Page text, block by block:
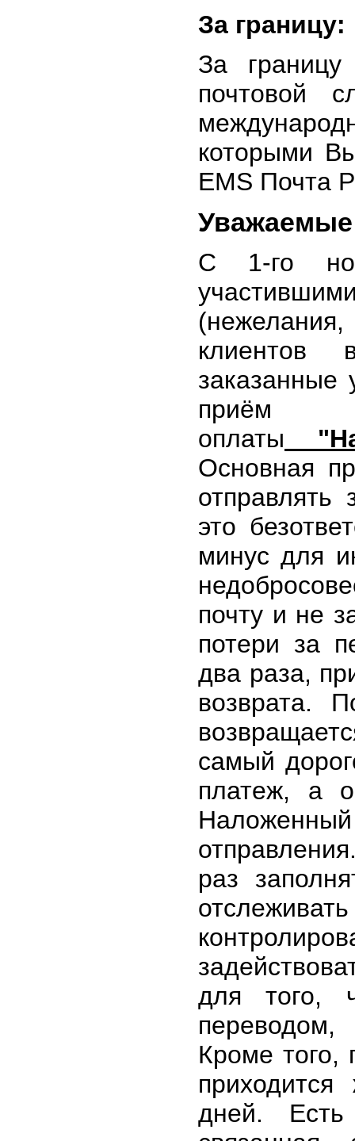
За границу:
За границу
почтовой
которыми
EMS Почта
C 1-го
клиентов
заказанные
приём
оплаты
Основная
отправлять
это
минус для
почту и не
потери за
два раза,
возврата.
самый
платеж, а
раз
для того,
Кроме того,
дней.